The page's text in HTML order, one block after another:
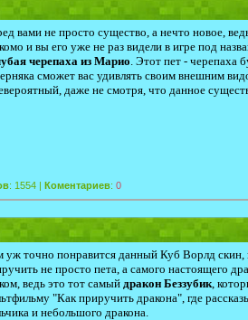
вами не просто существо, а нечто новое,
и вы его уже не раз видели в игре под
черепаха из Марио. Этот пет - черепаха
сможет вас удивлять своим внешним
даже не смотря, что данное
: 1554 | Коментариев: 0
уж точно понравится данный Куб Ворлд скин,
не просто пета, а самого настоящего
ведь это тот самый дракон Беззубик,
"Как приручить дракона", где
и небольшого дракона.